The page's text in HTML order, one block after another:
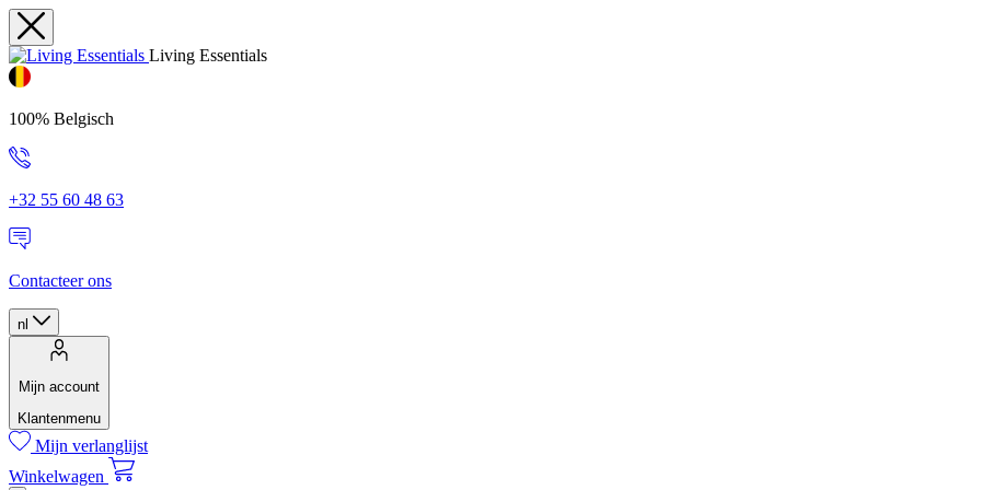
Living Essentials
100% Belgisch
+32 55 60 48 63
Contacteer ons
nl
Mijn account
Klantenmenu
Mijn verlanglijst
Winkelwagen